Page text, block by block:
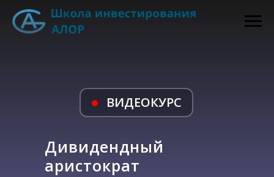
Дивидендный
аристократ
ВИДЕОКУРС